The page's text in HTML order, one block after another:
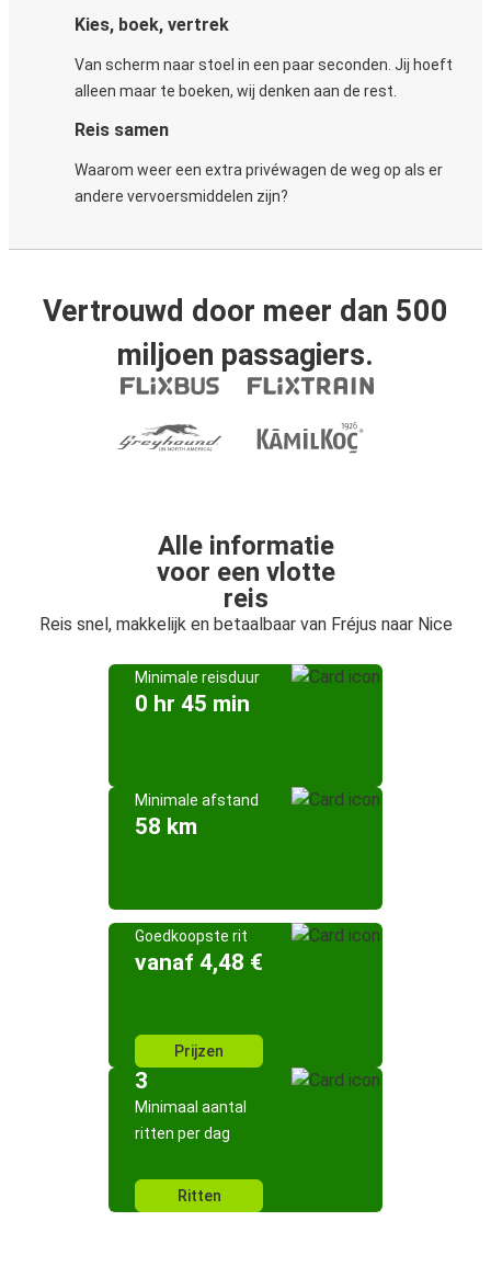
Kies, boek, vertrek
Van scherm naar stoel in een paar seconden. Jij hoeft
alleen maar te boeken, wij denken aan de rest.
Reis samen
Waarom weer een extra privéwagen de weg op als er
andere vervoersmiddelen zijn?
Vertrouwd door meer dan 500
miljoen passagiers.
Alle informatie
voor een vlotte
reis
Reis snel, makkelijk en betaalbaar van Fréjus naar Nice
Minimale reisduur
0 hr 45 min
Minimale afstand
58 km
Goedkoopste rit
vanaf 4,48 €
Prijzen
3
Minimaal aantal
ritten per dag
Ritten